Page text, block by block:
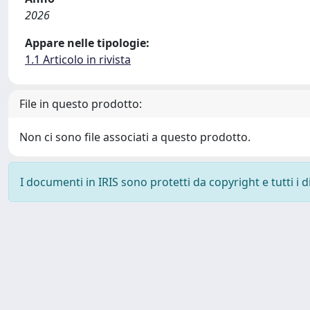
2026
Appare nelle tipologie:
1.1 Articolo in rivista
File in questo prodotto:
Non ci sono file associati a questo prodotto.
I documenti in IRIS sono protetti da copyright e tutti i